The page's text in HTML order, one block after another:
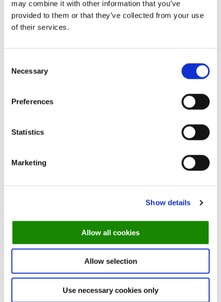
may combine it with other information that you’ve
provided to them or that they’ve collected from your use
of their services.
Selection
Necessary
Preferences
Statistics
Marketing
Show details
Allow all cookies
Allow selection
Use necessary cookies only
Anunțați-vă oaspeții când o
masă este disponibilă
Atunci când o masă devine disponibilă în
restaurantul dumneavoastră, aveți două opțiuni
pentru a confirma rezervarea cu oaspeții de pe